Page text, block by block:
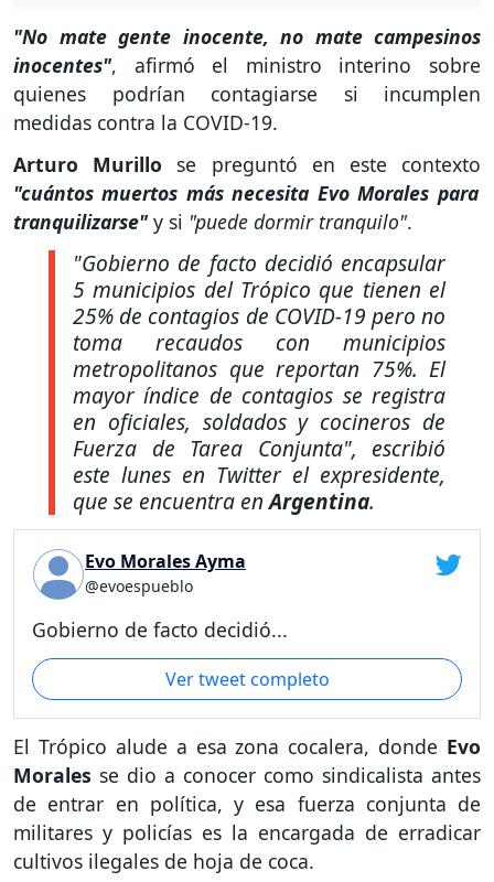
"No mate gente inocente, no mate campesinos
inocentes", afirmó el ministro interino sobre
quienes podrían contagiarse si incumplen
medidas contra la COVID-19.
Arturo Murillo se preguntó en este contexto
"cuántos muertos más necesita Evo Morales para
tranquilizarse" y si "puede dormir tranquilo".
"Gobierno de facto decidió encapsular
5 municipios del Trópico que tienen el
25% de contagios de COVID-19 pero no
toma recaudos con municipios
metropolitanos que reportan 75%. El
mayor índice de contagios se registra
en oficiales, soldados y cocineros de
Fuerza de Tarea Conjunta", escribió
este lunes en Twitter el expresidente,
que se encuentra enArgentina.
Evo Morales Ayma
@evoespueblo
Gobierno de facto decidió...
Ver tweet completo
El Trópico alude a esa zona cocalera, donde Evo
Morales se dio a conocer como sindicalista antes
de entrar en política, y esa fuerza conjunta de
militares y policías es la encargada de erradicar
cultivos ilegales de hoja de coca.